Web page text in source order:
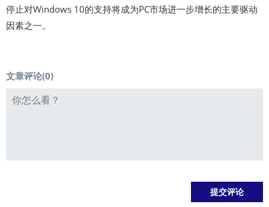
停止对Windows 10的支持将成为PC市场进一步增长的主要驱动
因素之一。
文章评论(0)